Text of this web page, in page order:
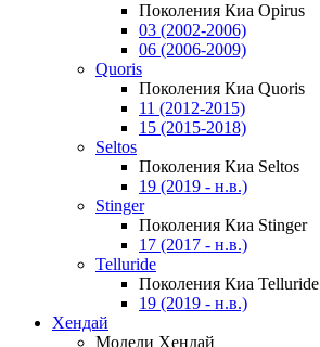
Поколения Киа Opirus
03 (2002-2006)
06 (2006-2009)
Quoris
Поколения Киа Quoris
11 (2012-2015)
15 (2015-2018)
Seltos
Поколения Киа Seltos
19 (2019 - н.в.)
Stinger
Поколения Киа Stinger
17 (2017 - н.в.)
Telluride
Поколения Киа Telluride
19 (2019 - н.в.)
Хендай
Модели Хендай